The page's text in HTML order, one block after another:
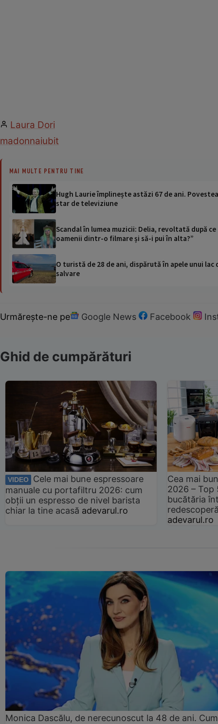
Laura Dori
madonnaiubit
MAI MULTE PENTRU TINE
Hugh Laurie împlinește astăzi 67 de ani.
star de televiziune
Scandal în lumea muzicii: Delia, revoltată după
oamenii dintr-o filmare și să-i pui în alta?”
O turistă de 28 de ani, dispărută în apele unui
salvare
Urmărește-ne pe Google News Facebook
Ghid de cumpărături
VIDEO
Cele mai bune espressoare
manuale cu portafiltru 2026: cum
obții un espresso de nivel barista
chiar la tine acasă adevarul.ro
Cea mai
2026 –
bucătăria
adevarul.ro
Monica Dascălu, de nerecunoscut la 48 de ani. Cum